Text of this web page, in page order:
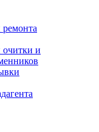
ремонта
очитки и